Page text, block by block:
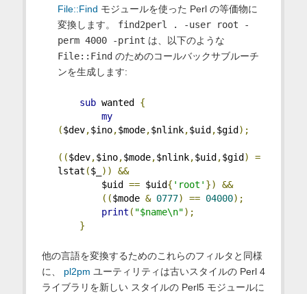
File::Find モジュールを使った Perl の等価物に
変換します。 find2perl . -user root -
perm 4000 -print は、以下のような
File::Find のためのコールバックサブルーチ
ンを生成します:
sub wanted {
my
($dev,$ino,$mode,$nlink,$uid ,$gid );
(($dev,$ino,$mode,$nlink,$uid ,$gid )
=
lstat ($_ ))
&&
$uid == $uid{ 'root' })
&&
(($mode & 0777) == 04000);
print ( "$name\n");
}
他の言語を変換するためのこれらのフィルタと同様
に、 pl2pm ユーティリティは古いスタイルの Perl 4
ライブラリを新しい スタイルの Perl5 モジュールに